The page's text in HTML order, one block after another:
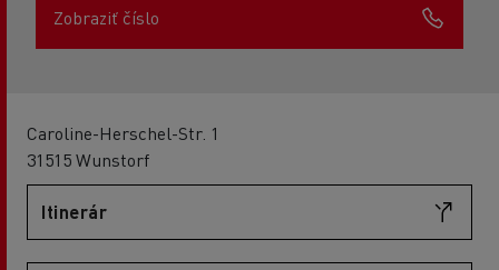
Zobraziť číslo
Caroline-Herschel-Str. 1
31515 Wunstorf
Itinerár